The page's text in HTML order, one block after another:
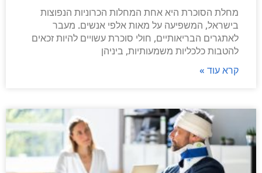
מחלת הסוכרת היא אחת המחלות הכרוניות הנפוצות
בישראל, המשפיעה על מאות אלפי אנשים. מעבר
לאתגרים הבריאותיים, חולי סוכרת עשויים להיות זכאים
להטבות כלכליות משמעותיות, ביניהן
קרא עוד »